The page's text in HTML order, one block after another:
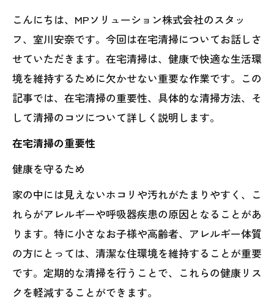
こんにちは、MPソリューション株式会社のスタッ
フ、室川安奈です。今回は在宅清掃についてお話しさ
せていただきます。在宅清掃は、健康で快適な生活環
境を維持するために欠かせない重要な作業です。この
記事では、在宅清掃の重要性、具体的な清掃方法、そ
して清掃のコツについて詳しく説明します。
在宅清掃の重要性
健康を守るため
家の中には見えないホコリや汚れがたまりやすく、こ
れらがアレルギーや呼吸器疾患の原因となることがあ
ります。特に小さなお子様や高齢者、アレルギー体質
の方にとっては、清潔な住環境を維持することが重要
です。定期的な清掃を行うことで、これらの健康リス
クを軽減することができます。